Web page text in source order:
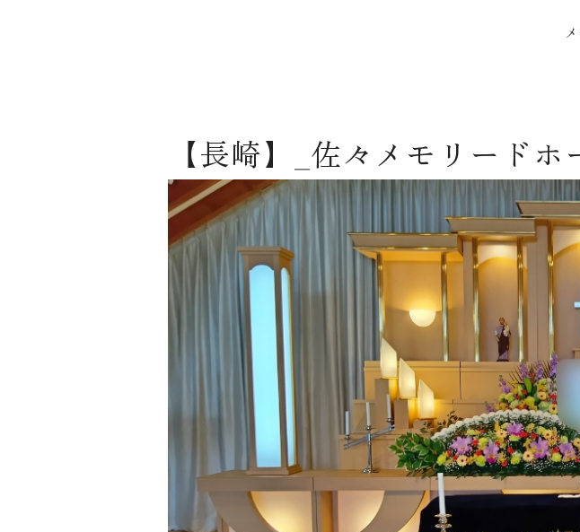
【長崎】_佐々メモリードホ